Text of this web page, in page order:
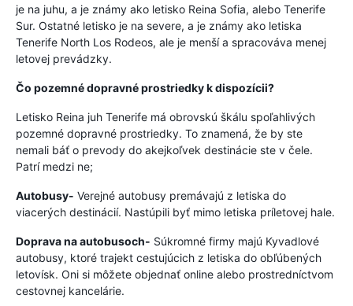
je na juhu, a je známy ako letisko Reina Sofia, alebo Tenerife
Sur. Ostatné letisko je na severe, a je známy ako letiska
Tenerife North Los Rodeos, ale je menší a spracováva menej
letovej prevádzky.
Čo pozemné dopravné prostriedky k dispozícii?
Letisko Reina juh Tenerife má obrovskú škálu spoľahlivých
pozemné dopravné prostriedky. To znamená, že by ste
nemali báť o prevody do akejkoľvek destinácie ste v čele.
Patrí medzi ne;
Autobusy- Verejné autobusy premávajú z letiska do
viacerých destinácií. Nastúpili byť mimo letiska príletovej hale.
Doprava na autobusoch- Súkromné firmy majú Kyvadlové
autobusy, ktoré trajekt cestujúcich z letiska do obľúbených
letovísk. Oni si môžete objednať online alebo prostredníctvom
cestovnej kancelárie.